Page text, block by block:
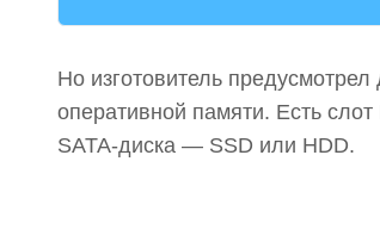
Но изготовитель
оперативной памяти. Есть
SATA-диска — SSD или HDD.